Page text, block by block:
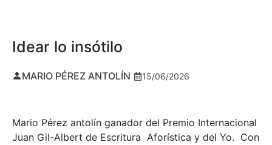
Idear lo insótilo
MARIO PÉREZ ANTOLÍN 15/06/2026
Mario Pérez antolín ganador del Premio Internacional
Juan Gil-Albert de Escritura Aforística y del Yo. Con